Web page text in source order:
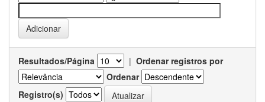
Resultados/Página | Ordenar registros por
Ordenar
Registro(s)